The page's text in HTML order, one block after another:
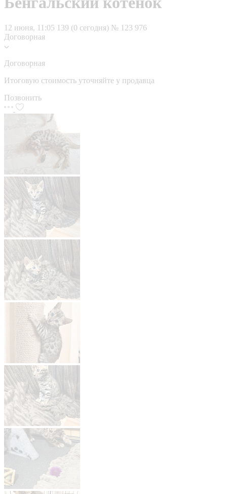
12 июня, 11:05 139 (0 сегодня) № 123 976
Договорная
Договорная
Итоговую стоимость уточняйте у продавца
Позвонить